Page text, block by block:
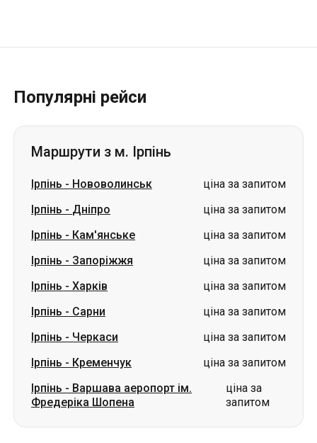
Популярні рейси
Маршрути з м. Ірпінь
Ірпінь - Нововолинськ
ціна за запитом
Ірпінь - Дніпро
ціна за запитом
Ірпінь - Кам'янське
ціна за запитом
Ірпінь - Запоріжжя
ціна за запитом
Ірпінь - Харків
ціна за запитом
Ірпінь - Сарни
ціна за запитом
Ірпінь - Черкаси
ціна за запитом
Ірпінь - Кременчук
ціна за запитом
Ірпінь - Варшава аеропорт ім.
Фредеріка Шопена
ціна за
запитом